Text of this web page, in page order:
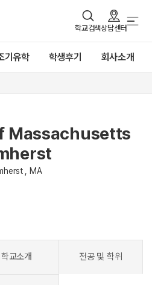
학교검색상담센터
기유학 학생후기 회사소개
Massachusetts
, MA
학교소개 전공 및 학위